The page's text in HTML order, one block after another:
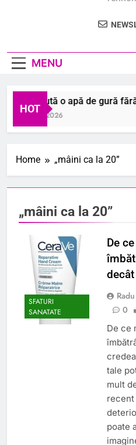
MENU
HOT
Cum ajută o apă de gură
6 August 2026
Home „mâini ca la 20”
„mâini ca la 20”
SFATURI
SANATATE
De
0
De ce
tale
mult
recent
poate